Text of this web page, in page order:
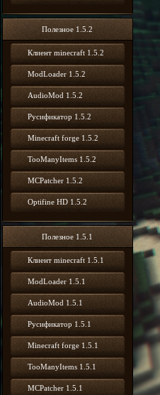
Полезное 1.5.2
Клиент minecraft 1.5.2
ModLoader 1.5.2
AudioMod 1.5.2
Русификатор 1.5.2
Minecraft forge 1.5.2
TooManyItems 1.5.2
MCPatcher 1.5.2
Optifine HD 1.5.2
Полезное 1.5.1
Клиент minecraft 1.5.1
ModLoader 1.5.1
AudioMod 1.5.1
Русификатор 1.5.1
Minecraft forge 1.5.1
TooManyItems 1.5.1
MCPatcher 1.5.1